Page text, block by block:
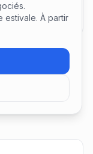
estivale. À partir